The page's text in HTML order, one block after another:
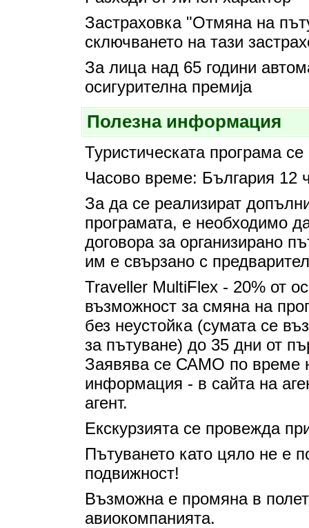
Застраховка "Отмяна на
сключването на тази
За лица над 65 години
осигурителна премија
Полезна информация
Туристическата програма
Часово време: България 12
За да се реализират
програмата, е необходимо
договора за организирано
им е свързано с
Traveller MultiFlex - 20% от
възможност за смяна на
без неустойка (сумата се
за пътуване) до 35 дни от
Заявява се САМО по време
информация - в сайта на
агент.
Екскурзията се провежда
Пътуването като цяло не е
подвижност!
Възможна е промяна в
авиокомпанията.